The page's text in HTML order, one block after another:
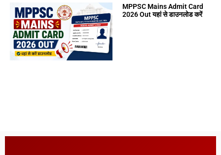
MPPSC Mains Admit Card
2026 Out यहां से डाउनलोड करें